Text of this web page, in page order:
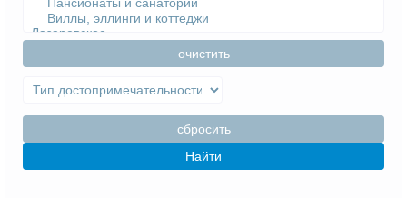
очистить
сбросить
Найти